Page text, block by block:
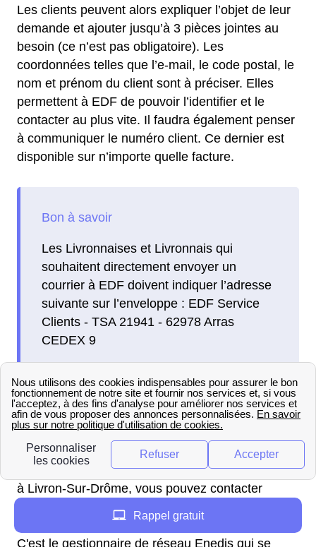
Les clients peuvent alors expliquer l’objet de leur
demande et ajouter jusqu’à 3 pièces jointes au
besoin (ce n’est pas obligatoire). Les
coordonnées telles que l’e-mail, le code postal, le
nom et prénom du client sont à préciser. Elles
permettent à EDF de pouvoir l’identifier et le
contacter au plus vite. Il faudra également penser
à communiquer le numéro client. Ce dernier est
disponible sur n’importe quelle facture.
Les Livronnaises et Livronnais qui
souhaitent directement envoyer un
courrier à EDF doivent indiquer l’adresse
suivante sur l’enveloppe : EDF Service
Clients - TSA 21941 - 62978 Arras
CEDEX 9
Que faire en cas d'urgence à
Livron-Sur-Drôme ?
Si vous avez un problème concernant l'électricité
à Livron-Sur-Drôme, vous pouvez contacter
Enedis afin de détecter l'origine du
dysfonctionnement et le résoudre rapidement.
C'est le gestionnaire de réseau Enedis qui se
Rappel gratuit